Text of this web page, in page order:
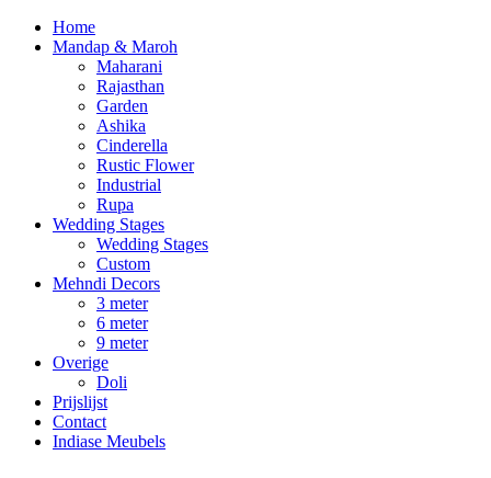
Home
Mandap & Maroh
Maharani
Rajasthan
Garden
Ashika
Cinderella
Rustic Flower
Industrial
Rupa
Wedding Stages
Wedding Stages
Custom
Mehndi Decors
3 meter
6 meter
9 meter
Overige
Doli
Prijslijst
Contact
Indiase Meubels